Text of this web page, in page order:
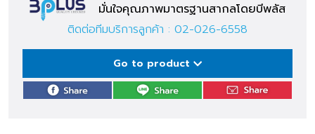
มั่นใจคุณภาพมาตรฐานสากลโดยบีพลัส
ติดต่อทีมบริการลูกค้า : 02-026-6558
Go to product